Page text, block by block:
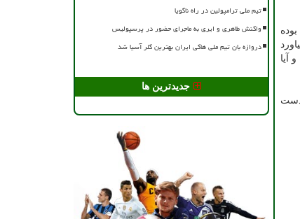
آیا
دست
تیم ملی ترامپولین در راه ناگویا
واکنش طاهری و ایری به ماجرای حضور در پرسپولیس
دروازه بان تیم ملی هاکی ایران بهترین گلر آسیا شد
جدیدترین ها